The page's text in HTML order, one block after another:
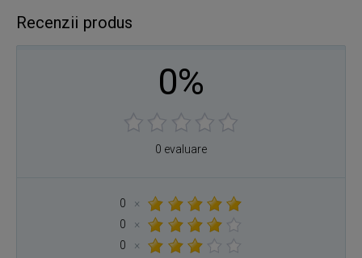
Recenzii produs
0%
0 evaluare
0
×
0
×
0
×